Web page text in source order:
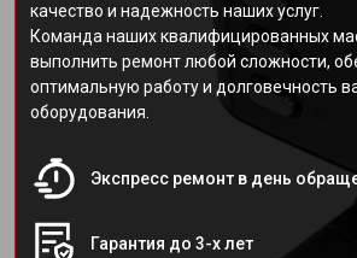
качество и надежность наших услуг.
Команда наших квалифицированных
выполнить ремонт любой сложности,
оптимальную работу и долговечность
оборудования.
Экспресс ремонт в день
Гарантия до 3-х лет